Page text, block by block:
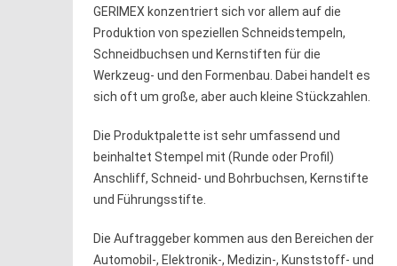
GERIMEX konzentriert sich vor allem auf die
Produktion von speziellen Schneidstempeln,
Schneidbuchsen und Kernstiften für die
Werkzeug- und den Formenbau. Dabei handelt es
sich oft um große, aber auch kleine Stückzahlen.
Die Produktpalette ist sehr umfassend und
beinhaltet Stempel mit (Runde oder Profil)
Anschliff, Schneid- und Bohrbuchsen, Kernstifte
und Führungsstifte.
Die Auftraggeber kommen aus den Bereichen der
Automobil-, Elektronik-, Medizin-, Kunststoff- und